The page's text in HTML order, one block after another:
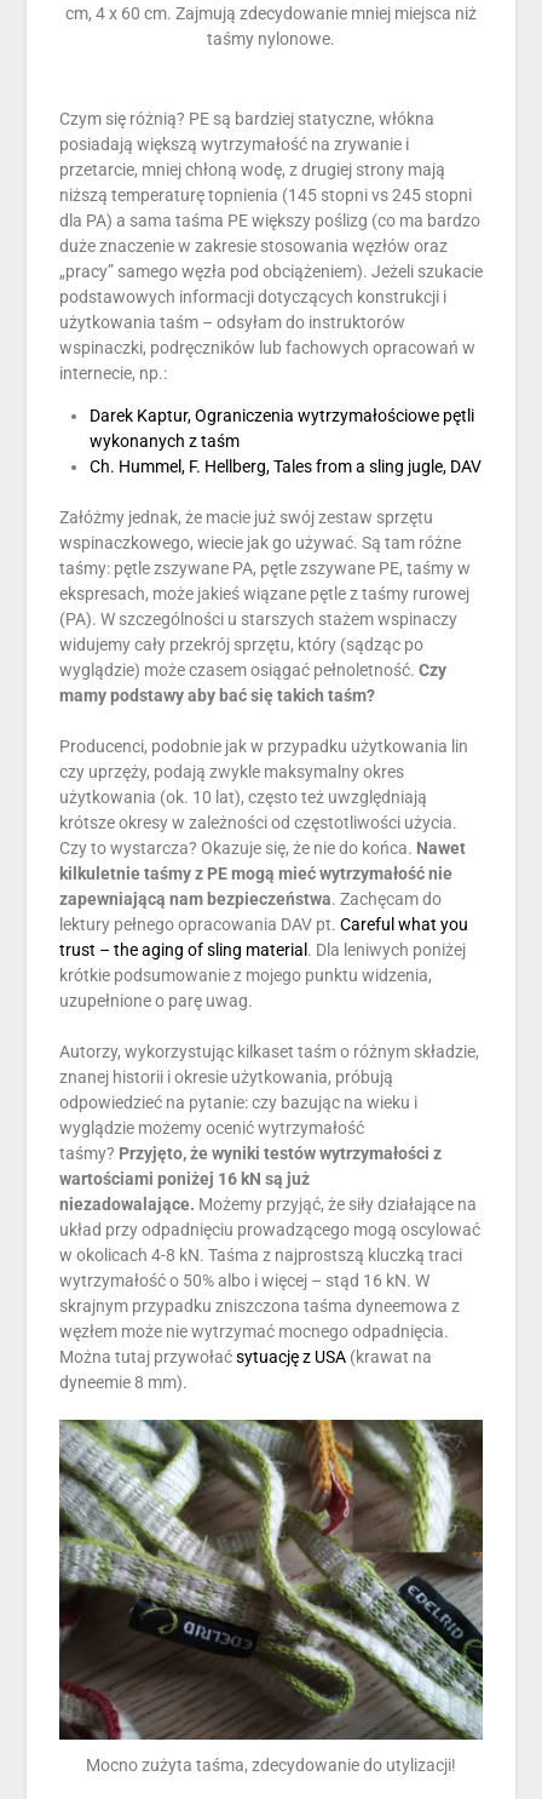
cm, 4 x 60 cm. Zajmują zdecydowanie mniej miejsca niż
taśmy nylonowe.
Czym się różnią? PE są bardziej statyczne, włókna
posiadają większą wytrzymałość na zrywanie i
przetarcie, mniej chłoną wodę, z drugiej strony mają
niższą temperaturę topnienia (145 stopni vs 245 stopni
dla PA) a sama taśma PE większy poślizg (co ma bardzo
duże znaczenie w zakresie stosowania węzłów oraz
„pracy” samego węzła pod obciążeniem). Jeżeli szukacie
podstawowych informacji dotyczących konstrukcji i
użytkowania taśm – odsyłam do instruktorów
wspinaczki, podręczników lub fachowych opracowań w
internecie, np.:
Darek Kaptur, Ograniczenia wytrzymałościowe pętli
wykonanych z taśm
Ch. Hummel, F. Hellberg, Tales from a sling jugle, DAV
Załóżmy jednak, że macie już swój zestaw sprzętu
wspinaczkowego, wiecie jak go używać. Są tam różne
taśmy: pętle zszywane PA, pętle zszywane PE, taśmy w
ekspresach, może jakieś wiązane pętle z taśmy rurowej
(PA). W szczególności u starszych stażem wspinaczy
widujemy cały przekrój sprzętu, który (sądząc po
wyglądzie) może czasem osiągać pełnoletność. Czy
mamy podstawy aby bać się takich taśm?
Producenci, podobnie jak w przypadku użytkowania lin
czy uprzęży, podają zwykle maksymalny okres
użytkowania (ok. 10 lat), często też uwzględniają
krótsze okresy w zależności od częstotliwości użycia.
Czy to wystarcza? Okazuje się, że nie do końca. Nawet
kilkuletnie taśmy z PE mogą mieć wytrzymałość nie
zapewniającą nam bezpieczeństwa. Zachęcam do
lektury pełnego opracowania DAV pt. Careful what you
trust – the aging of sling material . Dla leniwych poniżej
krótkie podsumowanie z mojego punktu widzenia,
uzupełnione o parę uwag.
Autorzy, wykorzystując kilkaset taśm o różnym składzie,
znanej historii i okresie użytkowania, próbują
odpowiedzieć na pytanie: czy bazując na wieku i
wyglądzie możemy ocenić wytrzymałość
taśmy? Przyjęto, że wyniki testów wytrzymałości z
wartościami poniżej 16 kN są już
niezadowalające. Możemy przyjąć, że siły działające na
układ przy odpadnięciu prowadzącego mogą oscylować
w okolicach 4-8 kN. Taśma z najprostszą kluczką traci
wytrzymałość o 50% albo i więcej – stąd 16 kN. W
skrajnym przypadku zniszczona taśma dyneemowa z
węzłem może nie wytrzymać mocnego odpadnięcia.
Można tutaj przywołaćsytuację z USA(krawat na
dyneemie 8 mm).
Mocno zużyta taśma, zdecydowanie do utylizacji!